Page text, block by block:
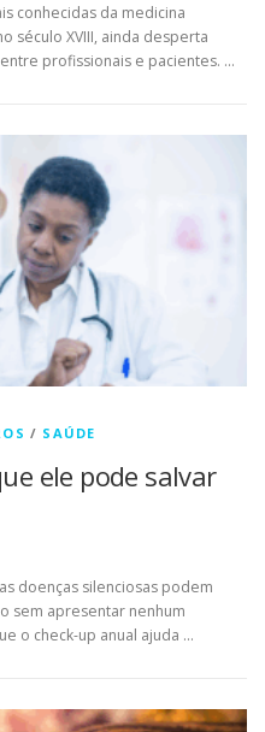
conhecidas da medicina
século XVIII, ainda desperta
profissionais e pacientes. …
/ SAÚDE
ele pode salvar
doenças silenciosas podem
sem apresentar nenhum
o check-up anual ajuda …